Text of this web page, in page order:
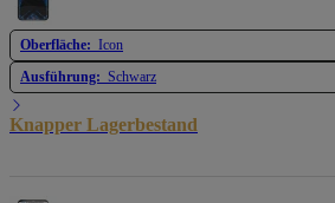
Oberfläche: Icon
Ausführung: Schwarz
Knapper Lagerbestand